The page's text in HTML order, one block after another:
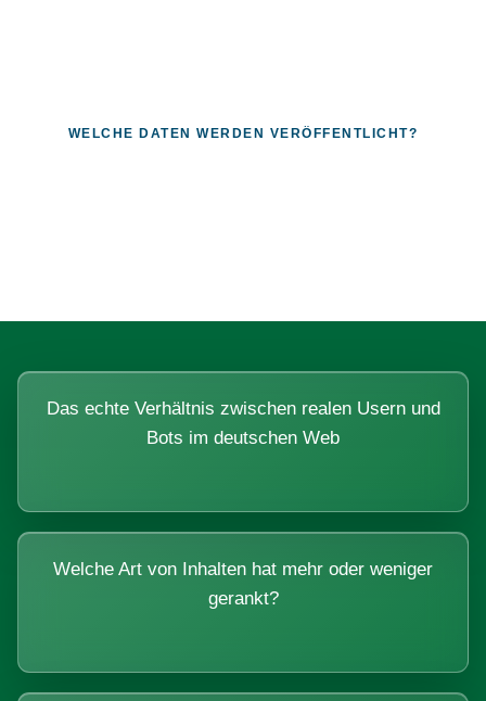
WELCHE DATEN WERDEN VERÖFFENTLICHT?
Das echte Verhältnis zwischen realen Usern und
Bots im deutschen Web
Welche Art von Inhalten hat mehr oder weniger
gerankt?